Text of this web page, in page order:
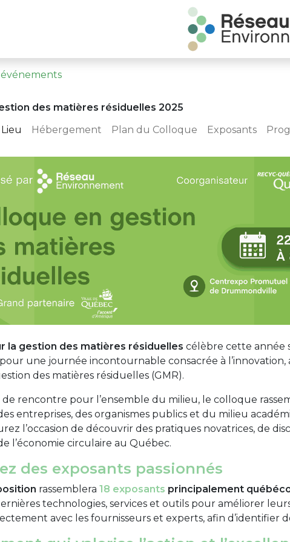
des matières résiduelles 2025
Lieu Hébergement Plan du Colloque Exposants
la gestion des matières résiduelles célèbre cette année
pour une journée incontournable consacrée à
des matières résiduelles (GMR).
rencontre pour l’ensemble du milieu, le colloque
entreprises, des organismes publics et du milieu
l’occasion de découvrir des pratiques novatrices, de
l’économie circulaire au Québec.
des exposants passionnés
rassemblera 18 exposants principalement
technologies, services et outils pour améliorer
avec les fournisseurs et experts, afin d’identifier